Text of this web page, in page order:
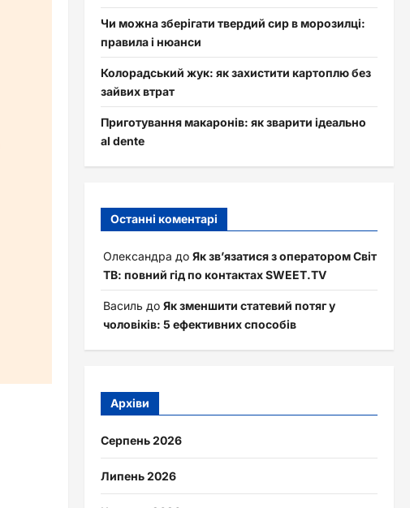
Чи можна зберігати твердий сир в морозилці:
правила і нюанси
Колорадський жук: як захистити картоплю без
зайвих втрат
Приготування макаронів: як зварити ідеально
al dente
Останні коментарі
Олександра до Як зв’язатися з оператором Світ
ТВ: повний гід по контактах SWEET.TV
Василь до Як зменшити статевий потяг у
чоловіків: 5 ефективних способів
Архіви
Серпень 2026
Липень 2026